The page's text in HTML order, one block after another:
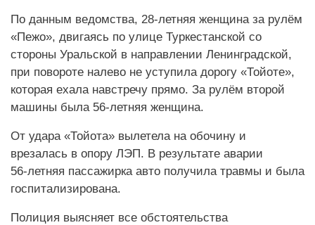
По данным ведомства, 28‑летняя женщина за рулём
«Пежо», двигаясь по улице Туркестанской со
стороны Уральской в направлении Ленинградской,
при повороте налево не уступила дорогу «Тойоте»,
которая ехала навстречу прямо. За рулём второй
машины была 56‑летняя женщина.
От удара «Тойота» вылетела на обочину и
врезалась в опору ЛЭП. В результате аварии
56‑летняя пассажирка авто получила травмы и была
госпитализирована.
Полиция выясняет все обстоятельства